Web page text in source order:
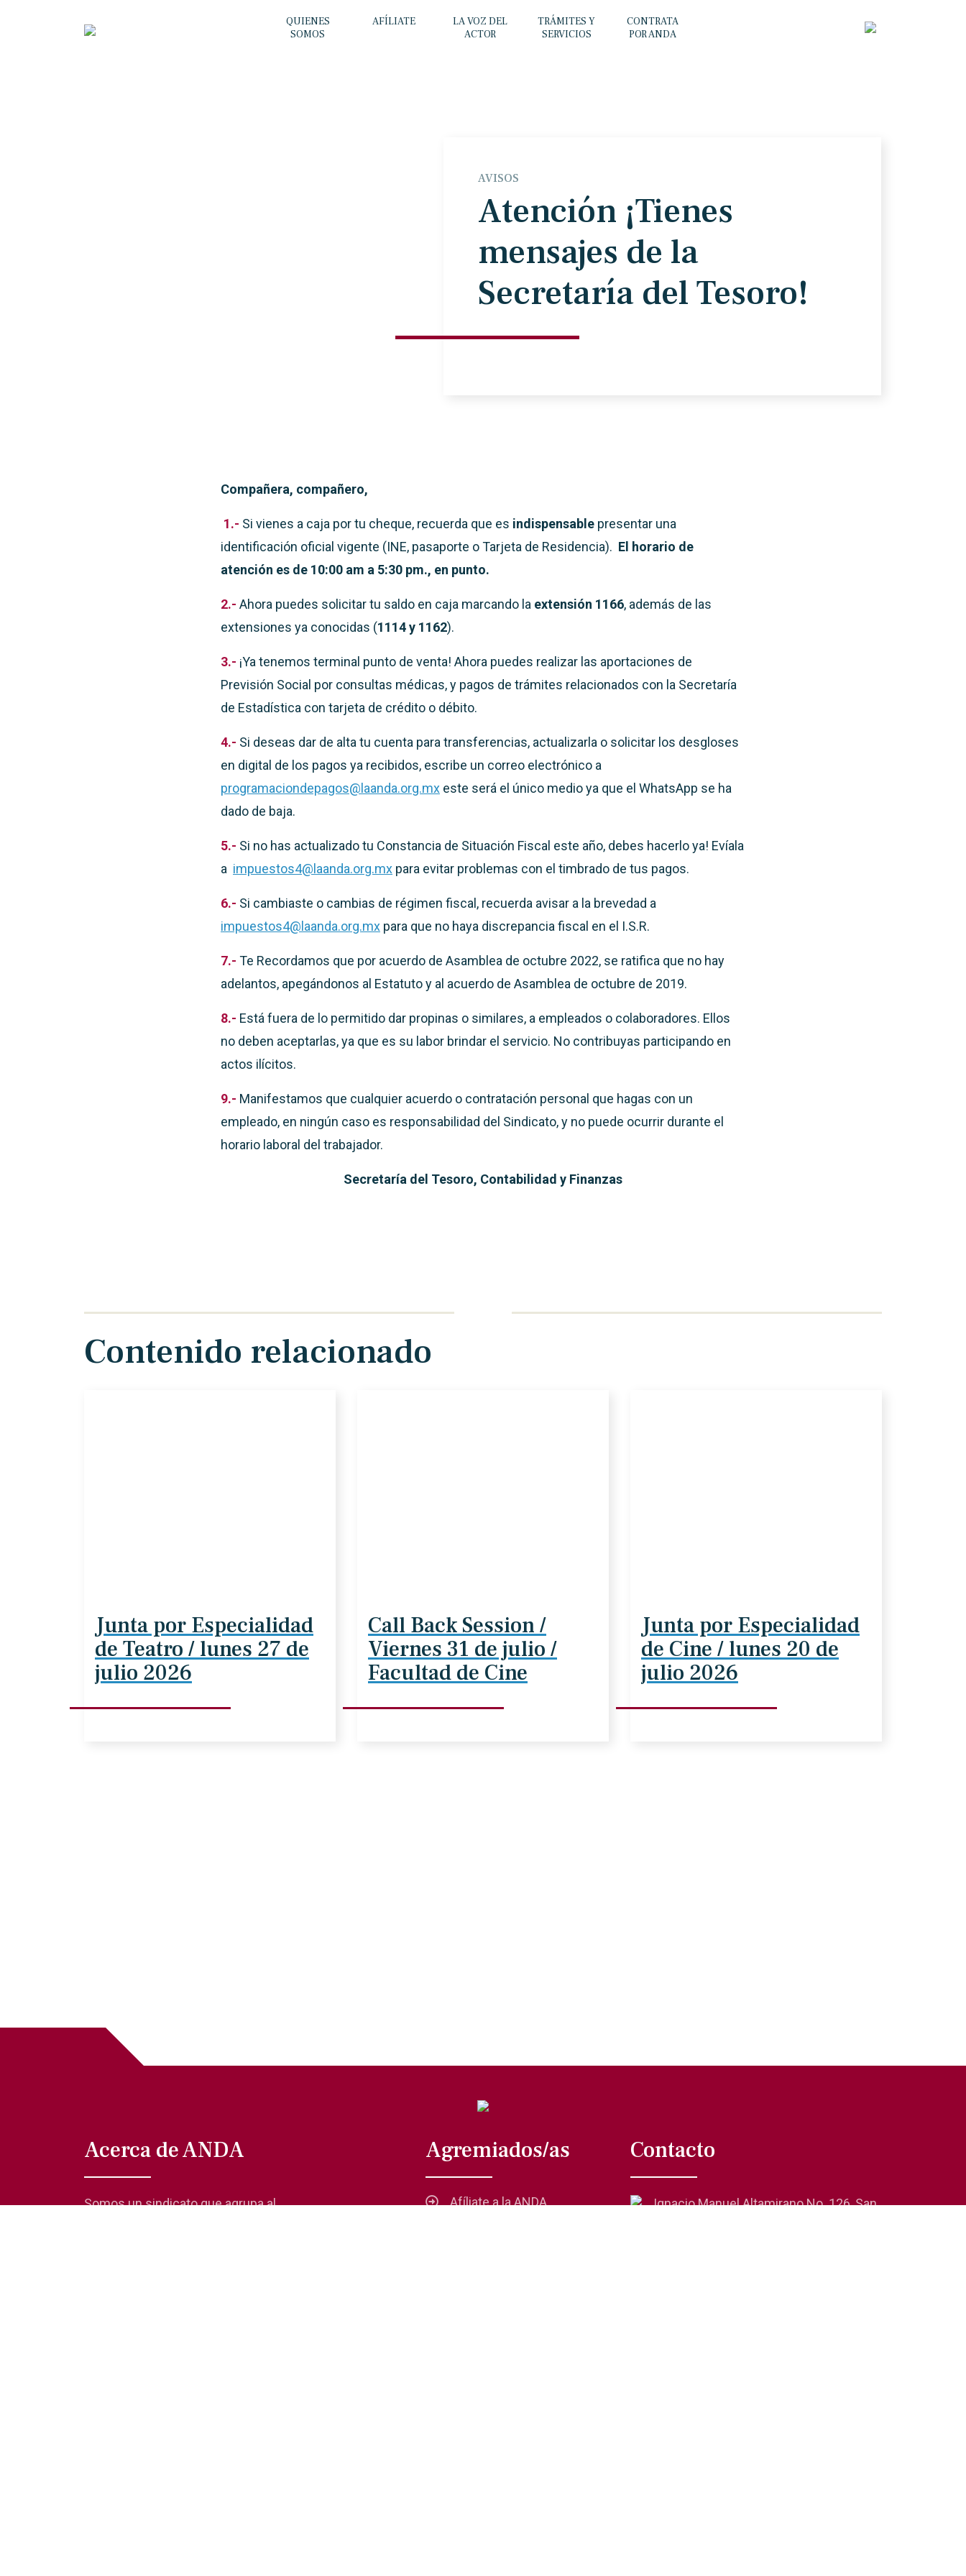
QUIENES
SOMOS
AFÍLIATE
LA VOZ DEL
ACTOR
TRÁMITES Y
SERVICIOS
CONTRATA
POR ANDA
AVISOS
Atención ¡Tienes
mensajes de la
Secretaría del Tesoro!
Compañera, compañero,
1.- Si vienes a caja por tu cheque, recuerda que es indispensable presentar una
identificación oficial vigente (INE, pasaporte o Tarjeta de Residencia). El horario de
atención es de 10:00 am a 5:30 pm., en punto.
2.- Ahora puedes solicitar tu saldo en caja marcando la extensión 1166, además de las
extensiones ya conocidas (1114 y 1162).
3.- ¡Ya tenemos terminal punto de venta! Ahora puedes realizar las aportaciones de
Previsión Social por consultas médicas, y pagos de trámites relacionados con la Secretaría
de Estadística con tarjeta de crédito o débito.
4.- Si deseas dar de alta tu cuenta para transferencias, actualizarla o solicitar los desgloses
en digital de los pagos ya recibidos, escribe un correo electrónico a
programaciondepagos@laanda.org.mx este será el único medio ya que el WhatsApp se ha
dado de baja.
5.- Si no has actualizado tu Constancia de Situación Fiscal este año, debes hacerlo ya! Evíala
a impuestos4@laanda.org.mx para evitar problemas con el timbrado de tus pagos.
6.- Si cambiaste o cambias de régimen fiscal, recuerda avisar a la brevedad a
impuestos4@laanda.org.mx para que no haya discrepancia fiscal en el I.S.R.
7.- Te Recordamos que por acuerdo de Asamblea de octubre 2022, se ratifica que no hay
adelantos, apegándonos al Estatuto y al acuerdo de Asamblea de octubre de 2019.
8.- Está fuera de lo permitido dar propinas o similares, a empleados o colaboradores. Ellos
no deben aceptarlas, ya que es su labor brindar el servicio. No contribuyas participando en
actos ilícitos.
9.- Manifestamos que cualquier acuerdo o contratación personal que hagas con un
empleado, en ningún caso es responsabilidad del Sindicato, y no puede ocurrir durante el
horario laboral del trabajador.
Secretaría del Tesoro, Contabilidad y Finanzas
Contenido relacionado
Junta por Especialidad
de Teatro / lunes 27 de
julio 2026
Call Back Session /
Viernes 31 de julio /
Facultad de Cine
Junta por Especialidad
de Cine / lunes 20 de
julio 2026
Acerca de ANDA
Somos un sindicato que agrupa al
Agremiados/as
Afíliate a la ANDA
Contacto
Ignacio Manuel Altamirano No. 126, San